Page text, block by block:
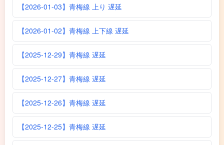
【2026-01-03】青梅線 上り 遅延
【2026-01-02】青梅線 上下線 遅延
【2025-12-29】青梅線 遅延
【2025-12-27】青梅線 遅延
【2025-12-26】青梅線 遅延
【2025-12-25】青梅線 遅延